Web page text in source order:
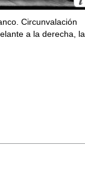
Circunvalación
a la derecha, la